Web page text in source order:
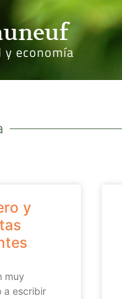
y economía
y
muy
a escribir